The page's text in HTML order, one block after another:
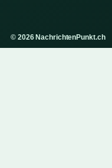
© 2026 NachrichtenPunkt.ch